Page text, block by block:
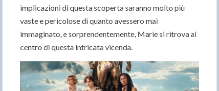
implicazioni di questa scoperta saranno molto più
vaste e pericolose di quanto avessero mai
immaginato, e sorprendentemente, Marie si ritrova al
centro di questa intricata vicenda.